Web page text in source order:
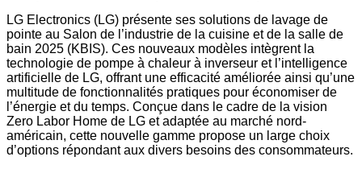
LG Electronics (LG) présente ses solutions de lavage de
pointe au Salon de l’industrie de la cuisine et de la salle de
bain 2025 (KBIS). Ces nouveaux modèles intègrent la
technologie de pompe à chaleur à inverseur et l’intelligence
artificielle de LG, offrant une efficacité améliorée ainsi qu’une
multitude de fonctionnalités pratiques pour économiser de
l’énergie et du temps. Conçue dans le cadre de la vision
Zero Labor Home de LG et adaptée au marché nord-
américain, cette nouvelle gamme propose un large choix
d’options répondant aux divers besoins des consommateurs.